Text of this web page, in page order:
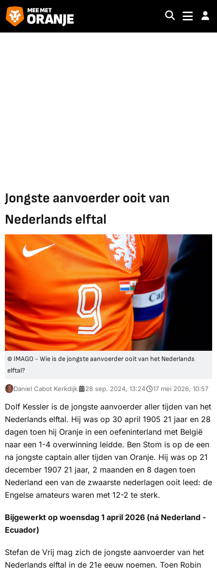
Jongste aanvoerder ooit van
Nederlands elftal
© IMAGO - Wie is de jongste aanvoerder ooit van het Nederlands
elftal?
Daniel Cabot Kerkdijk 28 sep. 2024, 13:24 17 mei 2026, 10:57
Dolf Kessler is de jongste aanvoerder aller tijden van het
Nederlands elftal. Hij was op 30 april 1905 21 jaar en 28
dagen toen hij Oranje in een oefeninterland met België
naar een 1-4 overwinning leidde. Ben Stom is op de een
na jongste captain aller tijden van Oranje. Hij was op 21
december 1907 21 jaar, 2 maanden en 8 dagen toen
Nederland een van de zwaarste nederlagen ooit leed: de
Engelse amateurs waren met 12-2 te sterk.
Bijgewerkt op woensdag 1 april 2026 (ná Nederland -
Ecuador)
Stefan de Vrij mag zich de jongste aanvoerder van het
Nederlands elftal in de 21e eeuw noemen. Toen Robin